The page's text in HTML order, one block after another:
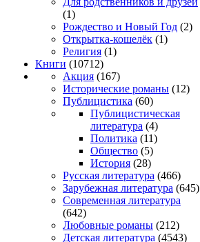
(1)
Рождество и Новый Год (2)
Открытка-кошелёк (1)
Религия (1)
Книги (10712)
Акция (167)
Исторические романы (12)
Публицистика (60)
Публицистическая
литература (4)
Политика (11)
Общество (5)
История (28)
Русская литература (466)
Зарубежная литература (645)
Современная литература
(642)
Любовные романы (212)
Детская литература (4543)